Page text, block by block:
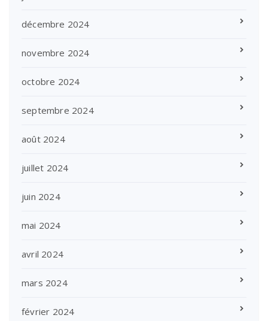
décembre 2024
novembre 2024
octobre 2024
septembre 2024
août 2024
juillet 2024
juin 2024
mai 2024
avril 2024
mars 2024
février 2024